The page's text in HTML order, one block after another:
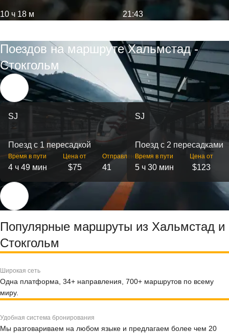
10 ч 18 м 21:43
Поездов на маршруте Хальмстад -
Стокгольм
SJ
Поезд с 1 пересадкой
Время в пути
4 ч 49 мин
Цена от
$75
Отправлений
41
SJ
Поезд с 2 пересадками
Время в пути
5 ч 30 мин
Цена от
$123
Популярные маршруты из Хальмстад и
Стокгольм
Широкая сеть
Одна платформа, 34+ направления, 700+ маршрутов по всему
миру.
Удобная система бронирования
Мы разговариваем на любом языке и предлагаем более чем 20